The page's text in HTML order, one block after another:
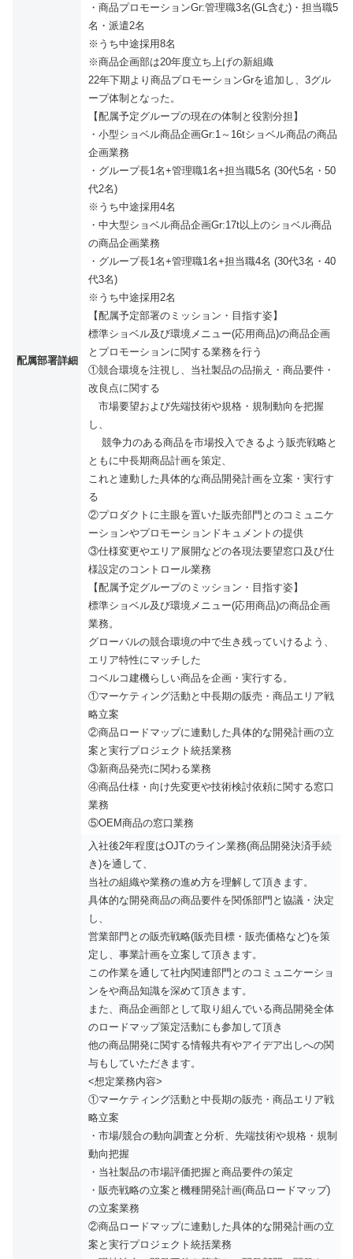
配属部署詳細
・商品プロモーションGr:管理職3名(GL含む)・担当職5
名・派遣2名
※うち中途採用8名
※商品企画部は20年度立ち上げの新組織
22年下期より商品プロモーションGrを追加し、3グル
ープ体制となった。
【配属予定グループの現在の体制と役割分担】
・小型ショベル商品企画Gr:1～16tショベル商品の商品
企画業務
・グループ長1名+管理職1名+担当職5名 (30代5名・50
代2名)
※うち中途採用4名
・中大型ショベル商品企画Gr:17t以上のショベル商品
の商品企画業務
・グループ長1名+管理職1名+担当職4名 (30代3名・40
代3名)
※うち中途採用2名
【配属予定部署のミッション・目指す姿】
標準ショベル及び環境メニュー(応用商品)の商品企画
とプロモーションに関する業務を行う
①競合環境を注視し、当社製品の品揃え・商品要件・
改良点に関する
市場要望および先端技術や規格・規制動向を把握
し、
競争力のある商品を市場投入できるよう販売戦略と
ともに中長期商品計画を策定、
これと連動した具体的な商品開発計画を立案・実行す
る
②プロダクトに主眼を置いた販売部門とのコミュニケ
ーションやプロモーションドキュメントの提供
③仕様変更やエリア展開などの各現法要望窓口及び仕
様設定のコントロール業務
【配属予定グループのミッション・目指す姿】
標準ショベル及び環境メニュー(応用商品)の商品企画
業務。
グローバルの競合環境の中で生き残っていけるよう、
エリア特性にマッチした
コベルコ建機らしい商品を企画・実行する。
①マーケティング活動と中長期の販売・商品エリア戦
略立案
②商品ロードマップに連動した具体的な開発計画の立
案と実行プロジェクト統括業務
③新商品発売に関わる業務
④商品仕様・向け先変更や技術検討依頼に関する窓口
業務
⑤OEM商品の窓口業務
入社後2年程度はOJTのライン業務(商品開発決済手続
き)を通して、
当社の組織や業務の進め方を理解して頂きます。
具体的な開発商品の商品要件を関係部門と協議・決定
し、
営業部門との販売戦略(販売目標・販売価格など)を策
定し、事業計画を立案して頂きます。
この作業を通して社内関連部門とのコミュニケーショ
ンをや商品知識を深めて頂きます。
また、商品企画部として取り組んでいる商品開発全体
のロードマップ策定活動にも参加して頂き
他の商品開発に関する情報共有やアイデア出しへの関
与もしていただきます。
<想定業務内容>
①マーケティング活動と中長期の販売・商品エリア戦
略立案
・市場/競合の動向調査と分析、先端技術や規格・規制
動向把握
・当社製品の市場評価把握と商品要件の策定
・販売戦略の立案と機種開発計画(商品ロードマップ)
の立案業務
②商品ロードマップに連動した具体的な開発計画の立
案と実行プロジェクト統括業務